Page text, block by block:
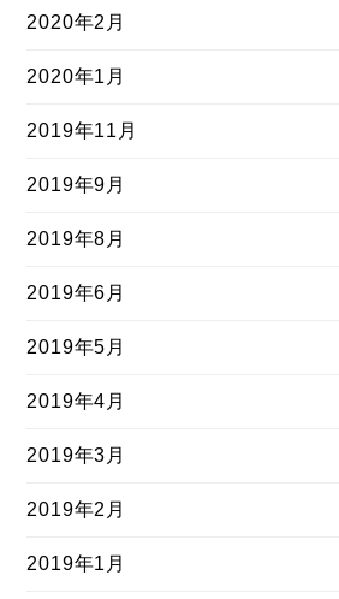
2020年2月
2020年1月
2019年11月
2019年9月
2019年8月
2019年6月
2019年5月
2019年4月
2019年3月
2019年2月
2019年1月